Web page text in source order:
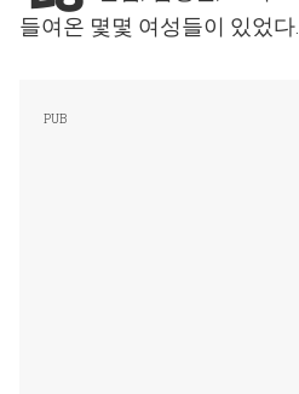
들여온 몇몇 여성들이 있었다.